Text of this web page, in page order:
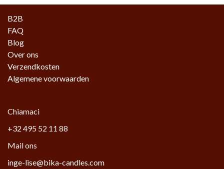
B2B
FAQ
Blog
Over ons
Verzendkosten
Algemene voorwaarden
Chiamaci
+32 495 52 11 88
Mail ons
inge-lise@bika-candles.com